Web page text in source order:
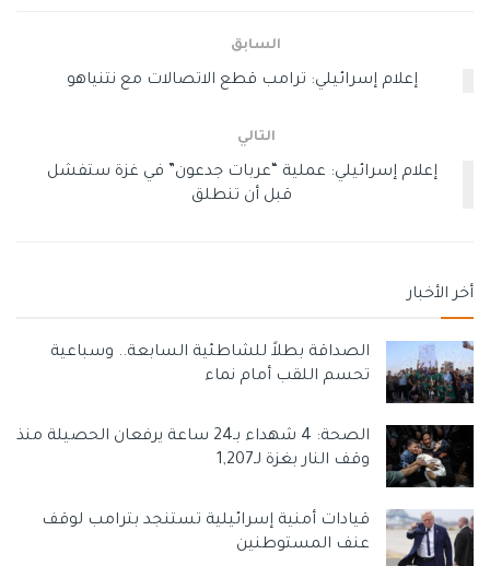
التفسيرات الصهيونية المُختلَقَة، حيث جرائم الإبادة تُقدّم كقربان
مُفعّلون بنص توراتي يُعيد تعريف الاحتلال كخلاص، ويشرعن
منذ بداية حرب الابادة المتواصلة على غزة منذ تسعة عشر شهرًا،
استشهد وجُرح وفُقد أكثر من 10% من سكان القطاع، بينما يواجه
تُنفَّذ بهدوء عقائدي ووضوح مَسّياني، دون رادع أو مساءلة.
اوضح تجلياته منذ عقود، بالإضافة إلى تدين مُسلّح يُدير الفتك
باسم النص التوراتي، ويوظّف الرواية المقدسة بحسب الاعتقاد
وختم المتحدث باسم تيار الإصلاح الديمقراطي في حركة فتح
بالتأكيد على أن ما تُجسده حملة “مركبات جدعون” الابادية هو نواة
أيديولوجية مُعلنة للإبادة، يُعاد فيها تعريف القتل الجماعي
كسعي للخلاص، وتُبنى فيها شرعية ارهاب الدولة على قدسية
السابق
إعلام إسرائيلي: ترامب قطع الاتصالات مع نتنياهو
التالي
إعلام إسرائيلي: عملية “عربات جدعون” في غزة ستفشل
قبل أن تنطلق
أخر الأخبار
الصداقة بطلاً للشاطئية السابعة.. وسباعية
تحسم اللقب أمام نماء
الصحة: 4 شهداء بـ24 ساعة يرفعان الحصيلة منذ
وقف النار بغزة لـ1,207
قيادات أمنية إسرائيلية تستنجد بترامب لوقف
عنف المستوطنين